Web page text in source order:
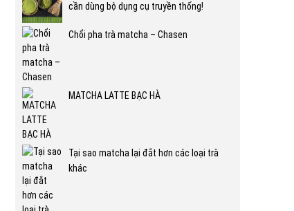
cần dùng bộ dụng cụ truyền thống!
Chổi pha trà matcha – Chasen
MATCHA LATTE BẠC HÀ
Tại sao matcha lại đắt hơn các loại trà
khác